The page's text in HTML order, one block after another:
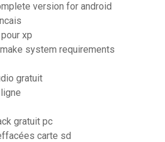
version for android
xp
system requirements
gratuit
gratuit pc
carte sd